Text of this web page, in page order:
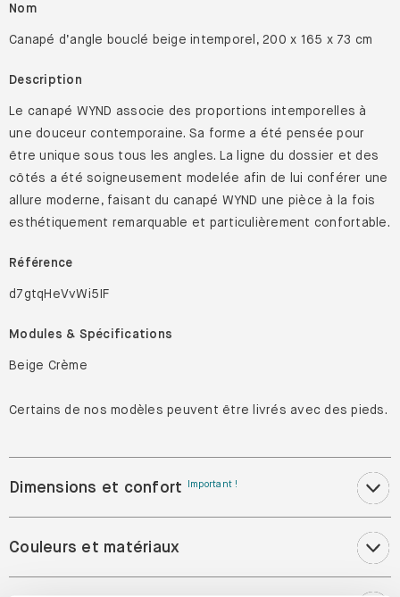
Nom
Canapé d’angle bouclé beige intemporel, 200 x 165 x 73 cm
Description
Le canapé WYND associe des proportions intemporelles à
une douceur contemporaine. Sa forme a été pensée pour
être unique sous tous les angles. La ligne du dossier et des
côtés a été soigneusement modelée afin de lui conférer une
allure moderne, faisant du canapé WYND une pièce à la fois
esthétiquement remarquable et particulièrement confortable.
Référence
d7gtqHeVvWi5IF
Modules & Spécifications
Beige Crème
Certains de nos modèles peuvent être livrés avec des pieds.
Dimensions et confort Important !
Couleurs et matériaux